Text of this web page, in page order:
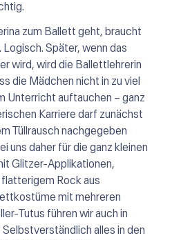
zum Ballett geht, braucht
Logisch. Später, wenn das
wird, wird die Ballettlehrerin
die Mädchen nicht in zu viel
Unterricht auftauchen – ganz
Karriere darf zunächst
Tüllrausch nachgegeben
uns daher für die ganz kleinen
Glitzer-Applikationen,
Rock aus
mit mehreren
Tutus führen wir auch in
Selbstverständlich alles in den